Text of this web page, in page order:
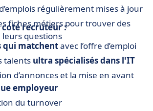
régulièrement mises à jour
fiches métiers pour trouver des
leurs questions
coté recruteur :
qui matchentavec l’offre d’emploi
talents ultra spécialisés dans l'IT
d’annonces et la mise en avant
employeur
du turnover